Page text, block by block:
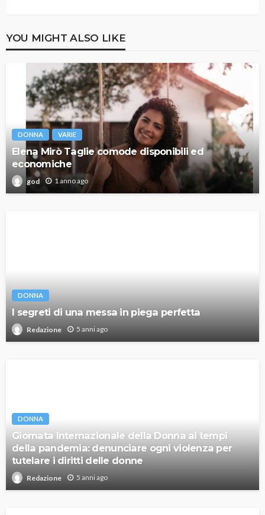
YOU MIGHT ALSO LIKE
DONNA VARIE
Elena Mirò Taglie comode disponibili ed
economiche
god 1 anno ago
DONNA
I segreti di una messa in piega perfetta
Redazione 5 anni ago
DONNA
Giornata Internazionale della Donna ai tempi
della pandemia: denunciare ogni violenza per
tutelare i diritti delle donne
Redazione 5 anni ago